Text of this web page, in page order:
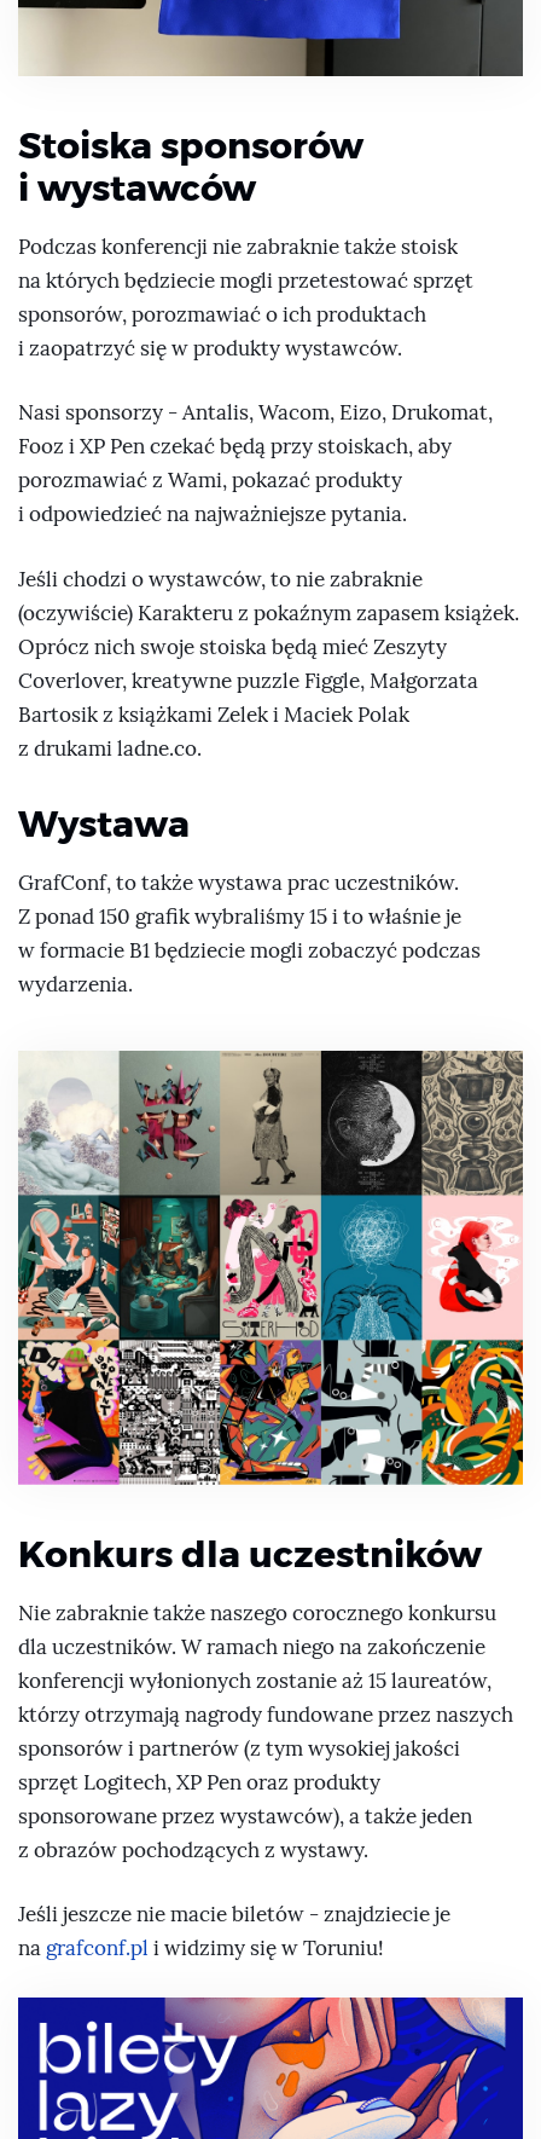
Stoiska sponsorów
i wystawców
Podczas konferencji nie zabraknie także stoisk
na których będziecie mogli przetestować sprzęt
sponsorów, porozmawiać o ich produktach
i zaopatrzyć się w produkty wystawców.
Nasi sponsorzy - Antalis, Wacom, Eizo, Drukomat,
Fooz i XP Pen czekać będą przy stoiskach, aby
porozmawiać z Wami, pokazać produkty
i odpowiedzieć na najważniejsze pytania.
Jeśli chodzi o wystawców, to nie zabraknie
(oczywiście) Karakteru z pokaźnym zapasem książek.
Oprócz nich swoje stoiska będą mieć Zeszyty
Coverlover, kreatywne puzzle Figgle, Małgorzata
Bartosik z książkami Zelek i Maciek Polak
z drukami ladne.co.
Wystawa
GrafConf, to także wystawa prac uczestników.
Z ponad 150 grafik wybraliśmy 15 i to właśnie je
w formacie B1 będziecie mogli zobaczyć podczas
wydarzenia.
Konkurs dla uczestników
Nie zabraknie także naszego corocznego konkursu
dla uczestników. W ramach niego na zakończenie
konferencji wyłonionych zostanie aż 15 laureatów,
którzy otrzymają nagrody fundowane przez naszych
sponsorów i partnerów (z tym wysokiej jakości
sprzęt Logitech, XP Pen oraz produkty
sponsorowane przez wystawców), a także jeden
z obrazów pochodzących z wystawy.
Jeśli jeszcze nie macie biletów - znajdziecie je
na grafconf.pl i widzimy się w Toruniu!